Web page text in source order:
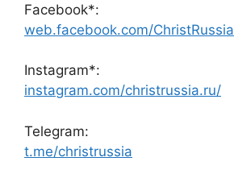
Facebook*:
web.facebook.com/ChristRussia
Instagram*:
instagram.com/christrussia.ru/
Telegram:
t.me/christrussia